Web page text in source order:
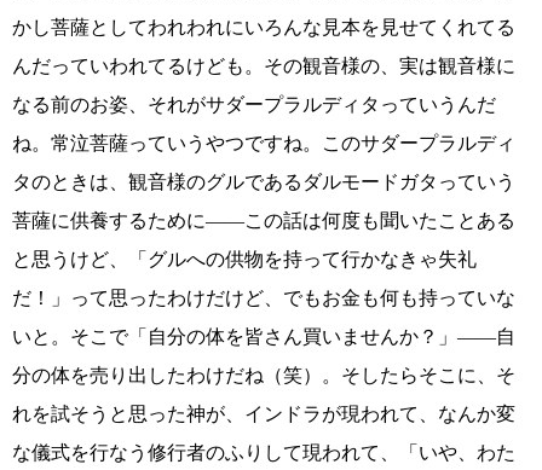
かし菩薩としてわれわれにいろんな見本を見せてくれてる
んだっていわれてるけども。その観音様の、実は観音様に
なる前のお姿、それがサダープラルディタっていうんだ
ね。常泣菩薩っていうやつですね。このサダープラルディ
タのときは、観音様のグルであるダルモードガタっていう
菩薩に供養するために――この話は何度も聞いたことある
と思うけど、「グルへの供物を持って行かなきゃ失礼
だ！」って思ったわけだけど、でもお金も何も持っていな
いと。そこで「自分の体を皆さん買いませんか？」――自
分の体を売り出したわけだね（笑）。そしたらそこに、そ
れを試そうと思った神が、インドラが現われて、なんか変
な儀式を行なう修行者のふりして現われて、「いや、わた